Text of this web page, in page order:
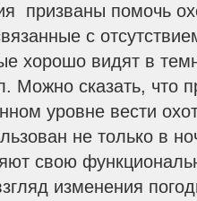
призваны помочь
с
хорошо видят в
Можно сказать, что
уровне вести
не только в
свою
изменения